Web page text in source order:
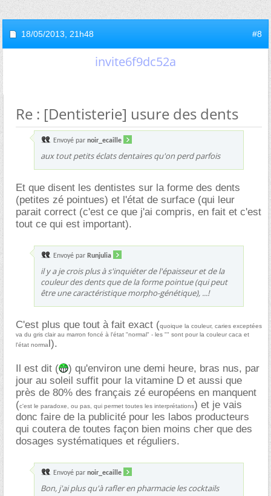
18/05/2013, 21h48 #8
invite6f9dc52a
Re : [Dentisterie] usure des dents
Envoyé par noir_ecaille
aux tout petits éclats dentaires qu'on perd parfois
Et que disent les dentistes sur la forme des dents
(petites zé pointues) et l'état de surface (qui leur
parait correct (c'est ce que j'ai compris, en fait et c'est
tout ce qui est important).
Envoyé par Runjulia
il y a je crois plus à s'inquiéter de l'épaisseur et de la
couleur des dents que de la forme pointue (qui peut
être une caractéristique morpho-génétique), ...!
C'est plus que tout à fait exact (quoique la couleur, caries exceptées
va du gris clair au marron foncé à l'état "normal" - les "" sont pour la couleur caca et
l'état normal).
Il est dit (
) qu'environ une demi heure, bras nus, par
jour au soleil suffit pour la vitamine D et aussi que
près de 80% des français zé européens en manquent
(c'est le paradoxe, ou pas, qui permet toutes les interprétations) et je vais
donc faire de la publicité pour les labos producteurs
qui coutera de toutes façon bien moins cher que des
dosages systématiques et réguliers.
Envoyé par noir_ecaille
Bon, j'ai plus qu'à rafler en pharmacie les cocktails